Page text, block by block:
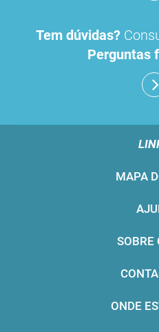
Tem dúvidas?
Perguntas
MAPA
SOBRE
ONDE